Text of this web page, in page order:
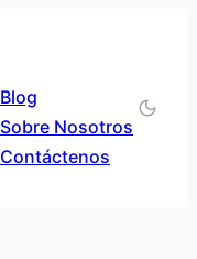
Blog
Sobre Nosotros
Contáctenos